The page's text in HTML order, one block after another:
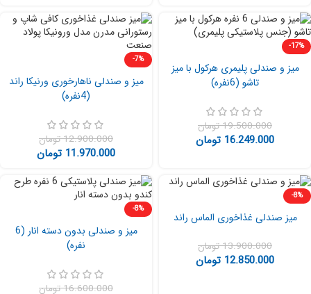
-17%
میز و صندلی پلیمری هرکول با میز
تاشو (6نفره)
19.500.000تومان
16.249.000 تومان
-7%
میز و صندلی ناهارخوری ورنیکا راند
(4نفره)
12.900.000تومان
11.970.000 تومان
-8%
میز صندلی غذاخوری الماس راند
13.900.000تومان
12.850.000 تومان
-8%
میز و صندلی بدون دسته انار (6
نفره)
16.600.000تومان